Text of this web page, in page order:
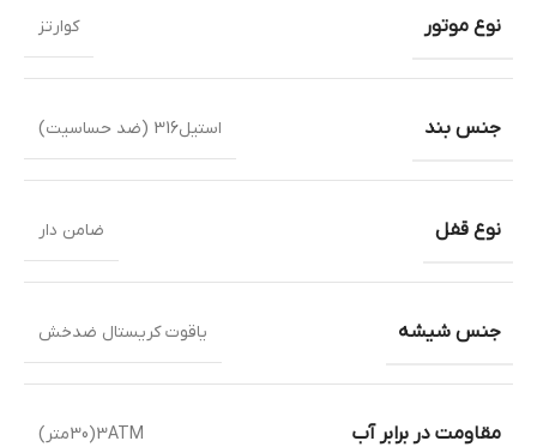
نوع موتور کوارتز
جنس بند استیل316 (ضد حساسیت)
نوع قفل ضامن دار
جنس شیشه یاقوت کریستال ضدخش
مقاومت در برابر آب 3ATM(30متر)